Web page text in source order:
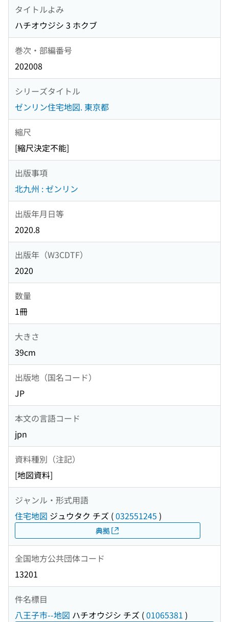
タイトルよみ
ハチオウジシ 3 ホクブ
巻次・部編番号
202008
シリーズタイトル
ゼンリン住宅地図. 東京都
縮尺
[縮尺決定不能]
出版事項
北九州 : ゼンリン
出版年月日等
2020.8
出版年（W3CDTF）
2020
数量
1冊
大きさ
39cm
出版地（国名コード）
JP
本文の言語コード
jpn
資料種別（注記）
[地図資料]
ジャンル・形式用語
住宅地図 ジュウタク チズ (032551245 )
典拠
全国地方公共団体コード
13201
件名標目
八王子市--地図 ハチオウジシ チズ (01065381 )